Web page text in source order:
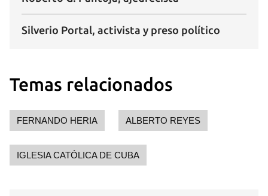
iniciar sesión con tu cuenta de 14ymedio.
Silverio Portal, activista y preso político
Temas relacionados
FERNANDO HERIA ALBERTO REYES
IGLESIA CATÓLICA DE CUBA